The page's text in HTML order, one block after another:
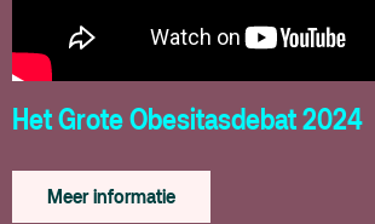
Het Grote Obesitasdebat 2024
Meer informatie